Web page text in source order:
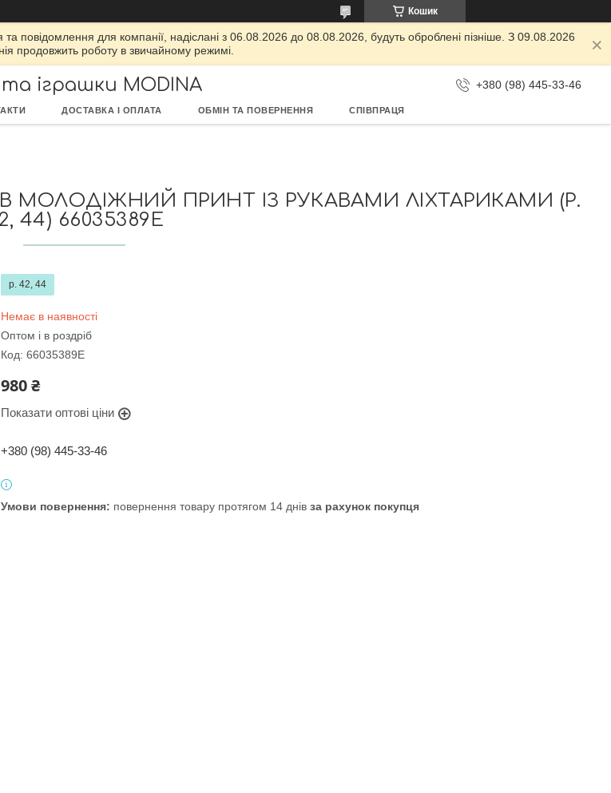
Кошик
повідомлення для компанії, надіслані з 06.08.2026 до 08.08.2026, будуть оброблені пізніше. З 09.08.2026
продовжить роботу в звичайному режимі.
іграшки MODINA +380 (98) 445-33-46
ДОСТАВКА І ОПЛАТА ОБМІН ТА ПОВЕРНЕННЯ СПІВПРАЦЯ
МОЛОДІЖНИЙ ПРИНТ ІЗ РУКАВАМИ ЛІХТАРИКАМИ (Р.
44) 66035389Е
р. 42, 44
Немає в наявності
Оптом і в роздріб
Код: 66035389Е
980 ₴
Показати оптові ціни
+380 (98) 445-33-46
повернення товару протягом 14 днів за рахунок покупця